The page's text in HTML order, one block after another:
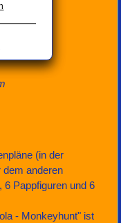
(in der
dem anderen
6 Pappfiguren und 6
- Monkeyhunt" ist